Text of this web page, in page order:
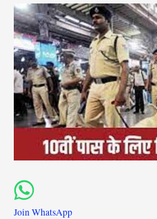
Join WhatsApp